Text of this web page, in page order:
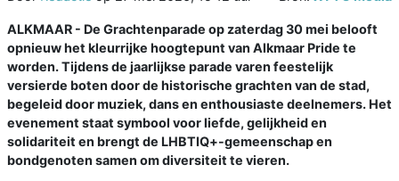
ALKMAAR - De Grachtenparade op zaterdag 30 mei belooft
opnieuw het kleurrijke hoogtepunt van Alkmaar Pride te
worden. Tijdens de jaarlijkse parade varen feestelijk
versierde boten door de historische grachten van de stad,
begeleid door muziek, dans en enthousiaste deelnemers. Het
evenement staat symbool voor liefde, gelijkheid en
solidariteit en brengt de LHBTIQ+-gemeenschap en
bondgenoten samen om diversiteit te vieren.